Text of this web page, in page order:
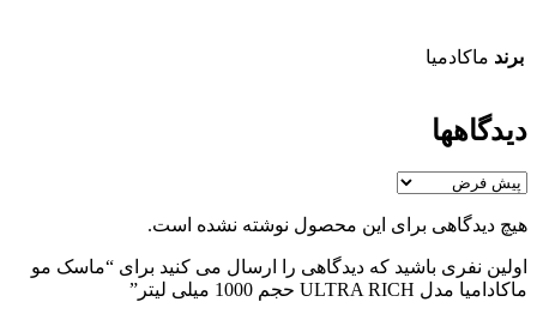
برند ماکادمیا
دیدگاهها
هیچ دیدگاهی برای این محصول نوشته نشده است.
اولین نفری باشید که دیدگاهی را ارسال می کنید برای “ماسک مو
ماکادامیا مدل ULTRA RICH حجم 1000 میلی لیتر”